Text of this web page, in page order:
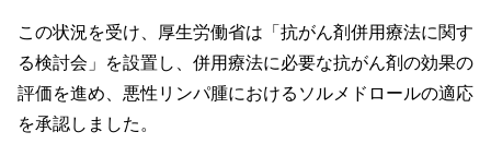
この状況を受け、厚生労働省は「抗がん剤併用療法に関す
る検討会」を設置し、併用療法に必要な抗がん剤の効果の
評価を進め、悪性リンパ腫におけるソルメドロールの適応
を承認しました。